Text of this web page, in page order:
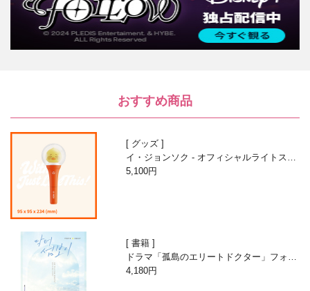
おすすめ商品
グッズ
イ・ジョンソク - オフィシャルライトステ
ィック
5,100円
書籍
ドラマ「孤島のエリートドクター」フォト
エッセイ
4,180円